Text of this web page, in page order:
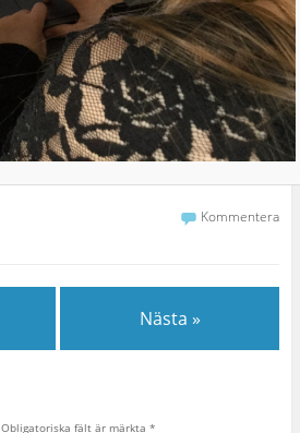
Kommentera
Nästa »
Obligatoriska fält är märkta *